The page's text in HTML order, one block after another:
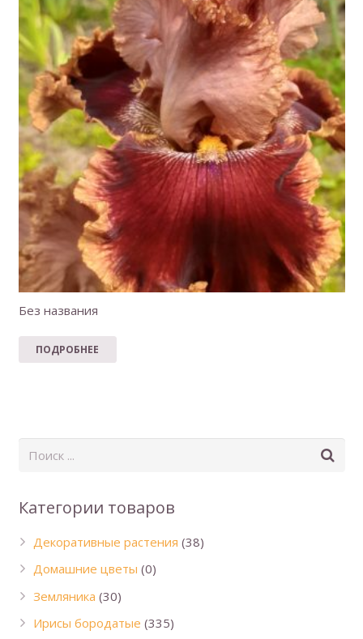
Без названия
ПОДРОБНЕЕ
Категории товаров
Декоративные растения (38)
Домашние цветы (0)
Земляника (30)
Ирисы бородатые (335)